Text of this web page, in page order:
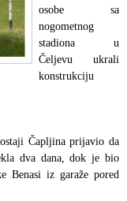
osobe sa
nogometnog
stadiona u
Čeljevu ukrali
konstrukciju
Čapljina prijavio da
dva dana, dok je bio
Benasi iz garaže pored